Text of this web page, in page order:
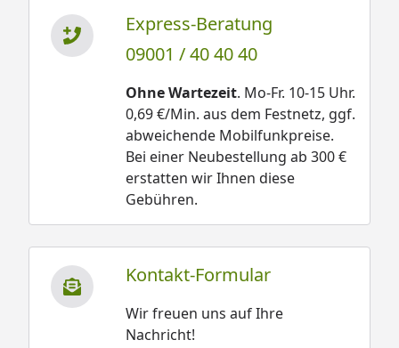
Express-Beratung
09001 / 40 40 40
Ohne Wartezeit. Mo-Fr. 10-15 Uhr.
0,69 €/Min. aus dem Festnetz, ggf.
abweichende Mobilfunkpreise.
Bei einer Neubestellung ab 300 €
erstatten wir Ihnen diese
Gebühren.
Kontakt-Formular
Wir freuen uns auf Ihre
Nachricht!